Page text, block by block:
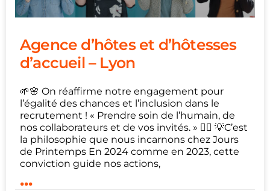
Agence d’hôtes et d’hôtesses
d’accueil – Lyon
🌱🌸 On réaffirme notre engagement pour
l’égalité des chances et l’inclusion dans le
recrutement ! « Prendre soin de l’humain, de
nos collaborateurs et de vos invités. » 👇🏼 💡C’est
la philosophie que nous incarnons chez Jours
de Printemps En 2024 comme en 2023, cette
conviction guide nos actions,
...